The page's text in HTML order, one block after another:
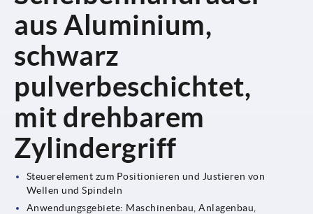
aus Aluminium,
schwarz
pulverbeschichtet,
mit drehbarem
Zylindergriff
Steuerelement zum Positionieren und Justieren von
Wellen und Spindeln
Anwendungsgebiete: Maschinenbau, Anlagenbau,